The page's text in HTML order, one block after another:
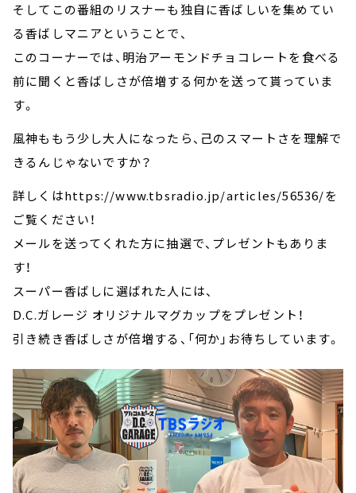
そしてこの番組のリスナーも独自に香ばしいを集めてい
る香ばしマニアということで、
このコーナーでは、明治アーモンドチョコレートを食べる
前に聞くと香ばしさが倍増する何かを送って貰っていま
す。
風神ももう少し大人になったら、己のスマートさを理解で
きるんじゃないですか？
詳しくはhttps://www.tbsradio.jp/articles/56536/を
ご覧ください！
メールを送ってくれた方に抽選で、プレゼントもありま
す！
スーパー香ばしに選ばれた人には、
D.C.ガレージ オリジナルマグカップをプレゼント！
引き続き香ばしさが倍増する、「何か」お待ちしています。